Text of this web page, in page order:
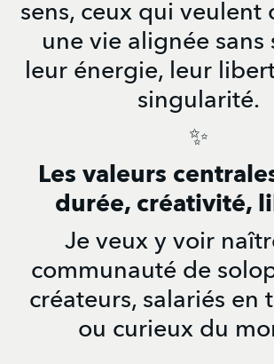
sens, ceux qui veulent
une vie alignée sans
leur énergie, leur
singularité.
✨
Les valeurs
durée, créativité,
Je veux y voir
communauté de
créateurs, salariés en
ou curieux du